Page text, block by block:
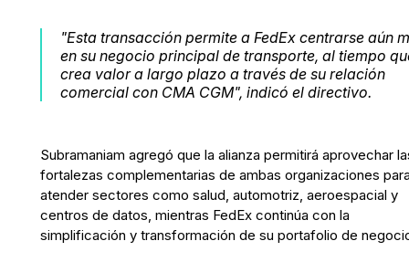
"Esta transacción permite a FedEx centrarse aún
en su negocio principal de transporte, al tiempo
crea valor a largo plazo a través de su relación
comercial con CMA CGM", indicó el directivo.
Subramaniam agregó que la alianza permitirá aprovechar
fortalezas complementarias de ambas organizaciones
atender sectores como salud, automotriz, aeroespacial y
centros de datos, mientras FedEx continúa con la
simplificación y transformación de su portafolio de